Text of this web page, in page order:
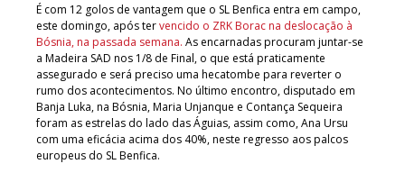
É com 12 golos de vantagem que o SL Benfica entra em campo,
este domingo, após tervencido o ZRK Borac na deslocação à
Bósnia, na passada semana. As encarnadas procuram juntar-se
a Madeira SAD nos 1/8 de Final, o que está praticamente
assegurado e será preciso uma hecatombe para reverter o
rumo dos acontecimentos. No último encontro, disputado em
Banja Luka, na Bósnia, Maria Unjanque e Contança Sequeira
foram as estrelas do lado das Águias, assim como, Ana Ursu
com uma eficácia acima dos 40%, neste regresso aos palcos
europeus do SL Benfica.